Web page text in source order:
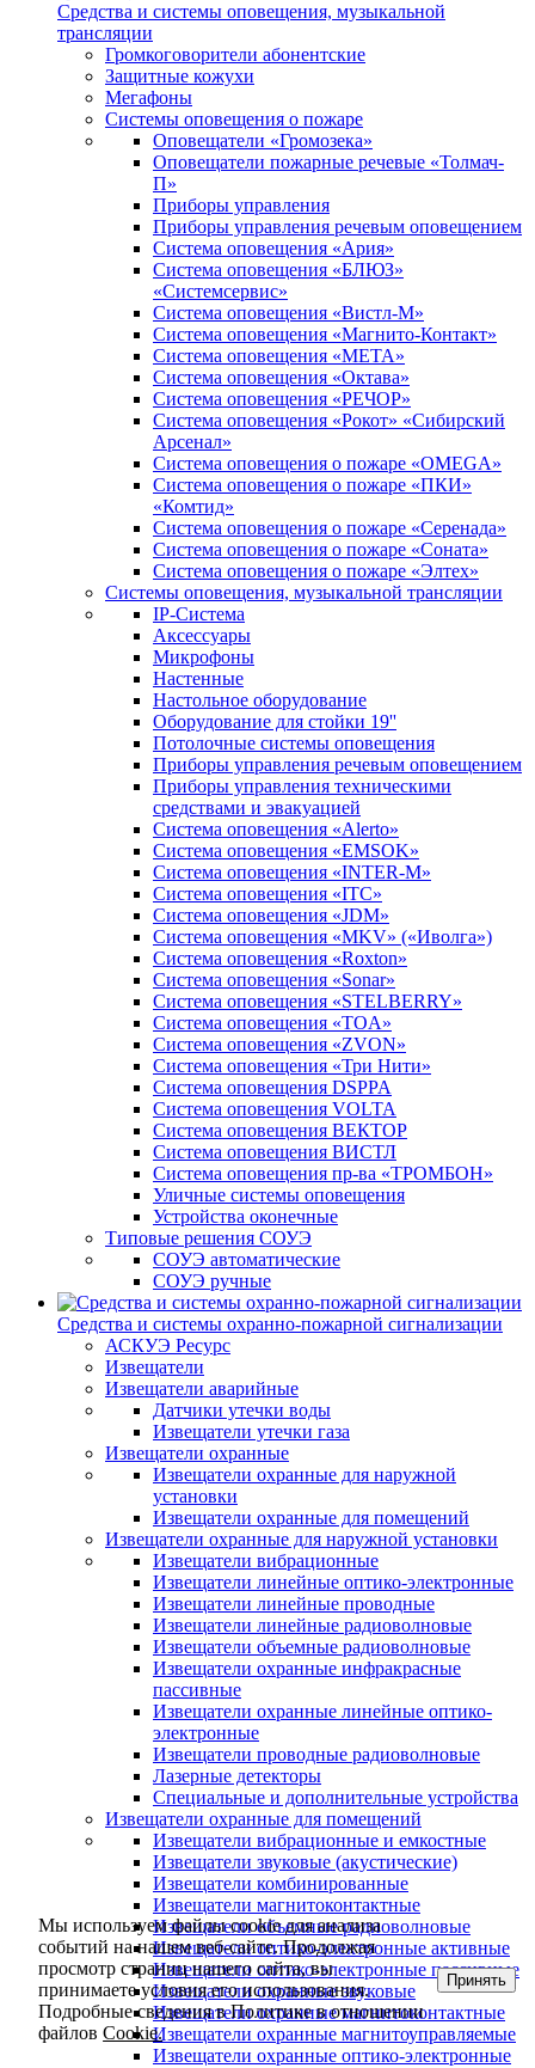
Средства и системы оповещения, музыкальной
трансляции
Громкоговорители абонентские
Защитные кожухи
Мегафоны
Системы оповещения о пожаре
Оповещатели «Громозека»
Оповещатели пожарные речевые «Толмач-
П»
Приборы управления
Приборы управления речевым оповещением
Система оповещения «Ария»
Система оповещения «БЛЮЗ»
«Системсервис»
Система оповещения «Вистл-М»
Система оповещения «Магнито-Контакт»
Система оповещения «МЕТА»
Система оповещения «Октава»
Система оповещения «РЕЧОР»
Система оповещения «Рокот» «Сибирский
Арсенал»
Система оповещения о пожаре «OMEGA»
Система оповещения о пожаре «ПКИ»
«Комтид»
Система оповещения о пожаре «Серенада»
Система оповещения о пожаре «Соната»
Система оповещения о пожаре «Элтех»
Системы оповещения, музыкальной трансляции
IP-Система
Аксессуары
Микрофоны
Настенные
Настольное оборудование
Оборудование для стойки 19''
Потолочные системы оповещения
Приборы управления речевым оповещением
Приборы управления техническими
средствами и эвакуацией
Система оповещения «Alerto»
Система оповещения «EMSOK»
Система оповещения «INTER-M»
Система оповещения «ITC»
Система оповещения «JDM»
Система оповещения «MKV» («Иволга»)
Система оповещения «Roxton»
Система оповещения «Sonar»
Система оповещения «STELBERRY»
Система оповещения «TOA»
Система оповещения «ZVON»
Система оповещения «Три Нити»
Система оповещения DSPPA
Система оповещения VOLTA
Система оповещения ВЕКТОР
Система оповещения ВИСТЛ
Система оповещения пр-ва «ТРОМБОН»
Уличные системы оповещения
Устройства оконечные
Типовые решения СОУЭ
СОУЭ автоматические
СОУЭ ручные
Средства и системы охранно-пожарной сигнализации
АСКУЭ Ресурс
Извещатели
Извещатели аварийные
Датчики утечки воды
Извещатели утечки газа
Извещатели охранные
Извещатели охранные для наружной
установки
Извещатели охранные для помещений
Извещатели охранные для наружной установки
Извещатели вибрационные
Извещатели линейные оптико-электронные
Извещатели линейные проводные
Извещатели линейные радиоволновые
Извещатели объемные радиоволновые
Извещатели охранные инфракрасные
пассивные
Извещатели охранные линейные оптико-
электронные
Извещатели проводные радиоволновые
Лазерные детекторы
Специальные и дополнительные устройства
Извещатели охранные для помещений
Извещатели вибрационные и емкостные
Извещатели звуковые (акустические)
Извещатели комбинированные
Извещатели магнитоконтактные
Извещатели объемные радиоволновые
Извещатели оптико-электронные активные
Извещатели оптико-электронные пассивные
Извещатели охранные звуковые
Извещатели охранные магнитоконтактные
Извещатели охранные магнитоуправляемые
Извещатели охранные оптико-электронные
Мы используем файлы cookie для анализа
событий на нашем веб-сайте. Продолжая
просмотр страниц нашего сайта, вы
принимаете условия его использования.
Подробные сведения в Политике в отношении
файловCookie.
Принять